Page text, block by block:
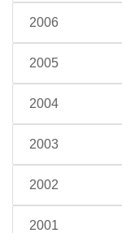
2006
2005
2004
2003
2002
2001